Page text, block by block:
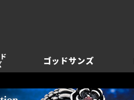
ゴッドサンズ